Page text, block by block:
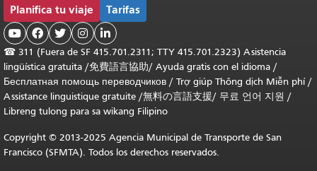
Planifica tu viaje Tarifas
    
☎ 311 (Fuera de SF 415.701.2311; TTY 415.701.2323) Asistencia
lingüística gratuita /免費語言協助/ Ayuda gratis con el idioma /
Бесплатная помощь переводчиков / Trợ giúp Thông dịch Miễn phí/
Assistance linguistique gratuite /無料の言語支援/ 무료 언어 지원 /
Libreng tulong para sa wikang Filipino
Copyright © 2013-2025 Agencia Municipal de Transporte de San
Francisco (SFMTA). Todos los derechos reservados.